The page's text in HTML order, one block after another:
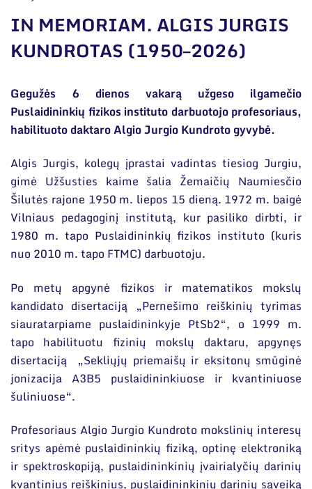
organizacijose bei asociacijose
Bendri rekvizitai
Darbuotojų kontaktai
IN MEMORIAM. ALGIS JURGIS
KUNDROTAS (1950–2026)
Gegužės 6 dienos vakarą užgeso ilgamečio
Puslaidininkių fizikos instituto darbuotojo profesoriaus,
habilituoto daktaro Algio Jurgio Kundroto gyvybė.
Algis Jurgis, kolegų įprastai vadintas tiesiog Jurgiu,
gimė Užšusties kaime šalia Žemaičių Naumiesčio
Šilutės rajone 1950 m. liepos 15 dieną. 1972 m. baigė
Vilniaus pedagoginį institutą, kur pasiliko dirbti, ir
1980 m. tapo Puslaidininkių fizikos instituto (kuris
nuo 2010 m. tapo FTMC) darbuotoju.
Po metų apgynė fizikos ir matematikos mokslų
kandidato disertaciją „Pernešimo reiškinių tyrimas
siauratarpiame puslaidininkyje PtSb2“, o 1999 m.
tapo habilituotu fizinių mokslų daktaru, apgynęs
disertaciją „Sekliųjų priemaišų ir eksitonų smūginė
jonizacija A3B5 puslaidininkiuose ir kvantiniuose
šuliniuose“.
Profesoriaus Algio Jurgio Kundroto mokslinių interesų
sritys apėmė puslaidininkių fiziką, optinę elektroniką
ir spektroskopiją, puslaidininkinių įvairialyčių darinių
kvantinius reiškinius, puslaidininkinių darinių sąveiką